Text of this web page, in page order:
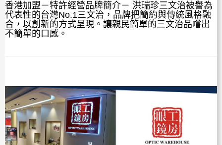
香港加盟－特許經營品牌簡介－ 洪瑞珍三文治被譽為
代表性的台灣No.1三文治，品牌把簡約與傳統風格融
合，以創新的方式呈現。讓親民簡單的三文治品嚐出
不簡單的口感。